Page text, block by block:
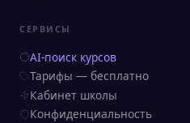
СЕРВИСЫ
AI-поиск курсов
Тарифы — бесплатно
Кабинет школы
Конфиденциальность